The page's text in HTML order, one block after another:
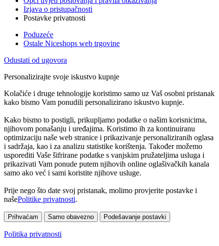
Izjava o pristupačnosti
Postavke privatnosti
Poduzeće
Ostale Niceshops web trgovine
Odustati od ugovora
Personalizirajte svoje iskustvo kupnje
Kolačiće i druge tehnologije koristimo samo uz Vaš osobni pristanak
kako bismo Vam ponudili personalizirano iskustvo kupnje.
Kako bismo to postigli, prikupljamo podatke o našim korisnicima,
njihovom ponašanju i uređajima. Koristimo ih za kontinuiranu
optimizaciju naše web stranice i prikazivanje personaliziranih oglasa
i sadržaja, kao i za analizu statistike korištenja. Također možemo
usporediti Vaše šifrirane podatke s vanjskim pružateljima usluga i
prikazivati Vam ponude putem njihovih online oglašivačkih kanala
samo ako već i sami koristite njihove usluge.
Prije nego što date svoj pristanak, molimo provjerite postavke i
našePolitike privatnosti.
Prihvaćam Samo obavezno Podešavanje postavki
Politika privatnosti